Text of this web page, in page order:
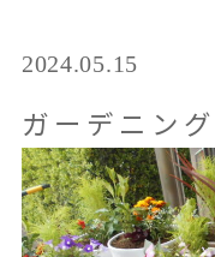
2024.05.15
ガーデニン